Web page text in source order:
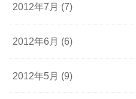
2012年7月 (7)
2012年6月 (6)
2012年5月 (9)